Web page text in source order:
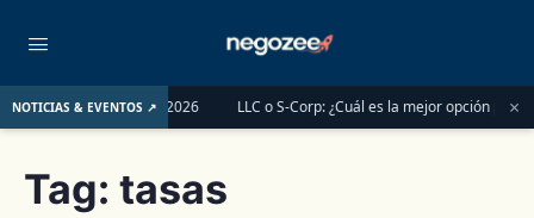
NOTICIAS & EVENTOS ↗
del 1 de junio de 2026 LLC o S-Corp: ¿Cuál es la mejor opción para ×
Tag: tasas